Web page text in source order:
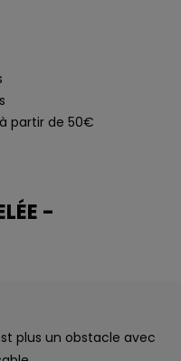
partir de 50€
-
plus un obstacle avec